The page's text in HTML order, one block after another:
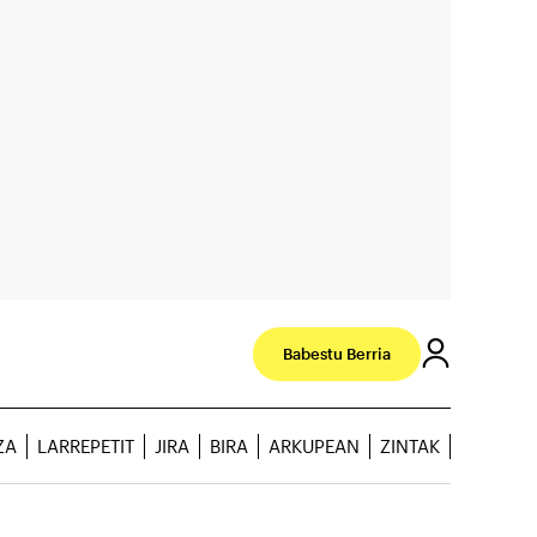
Babestu Berria
LARREPETIT JIRA BIRA ARKUPEAN ZINTAK